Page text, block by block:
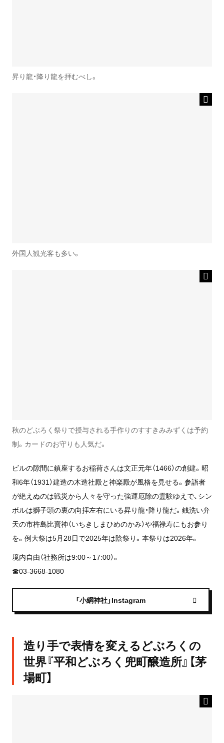
昇り龍・降り龍を拝むべし。
外国人観光客も多い。
秋のどぶろく祭りで授与される手作りのすすきみみずくは予約
制。カードのお守りも人気だ。
ビルの隙間に鎮座するお稲荷さんは文正元年（1466）の創建。昭
和6年（1931）建造の木造社殿と神楽殿が風格を見せる。参詣者
が絶えぬのは戦災から人々を守った強運厄除の霊験ゆえで、シン
ボルは獅子頭の裏の向拝左右にいる昇り龍・降り龍だ。銭洗い弁
天の市杵島比賣神（いちきしまひめのかみ）や福禄寿にもお参り
を。例大祭は5月28日で2025年は陰祭り。本祭りは2026年。
境内自由（社務所は9:00～17:00）。
☎03-3668-1080
「小網神社」Instagram
造り手で表情を変えるどぶろくの
世界『平和どぶろく兜町醸造所』【茅
場町】